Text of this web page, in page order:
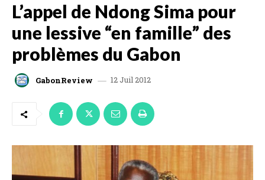
L’appel de Ndong Sima pour
une lessive “en famille” des
problèmes du Gabon
GabonReview 12 Juil 2012